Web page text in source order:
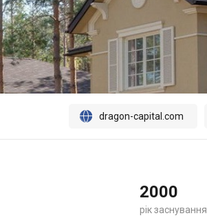


 dragon-capital.com
2000
рік заснування